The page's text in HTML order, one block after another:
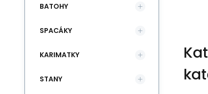
BATOHY
SPACÁKY
KARIMATKY
STANY